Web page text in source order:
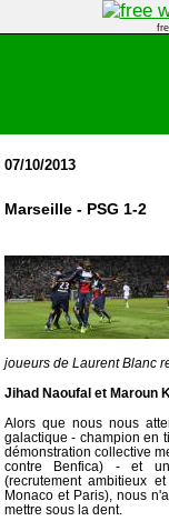
07/10/2013
Marseille - PSG 1-2
joueurs de Laurent Blanc
Jihad Naoufal et Maroun
Alors que nous nous
galactique - champion en
démonstration collective
contre Benfica) - et
(recrutement ambitieux
Monaco et Paris), nous
mettre sous la dent.